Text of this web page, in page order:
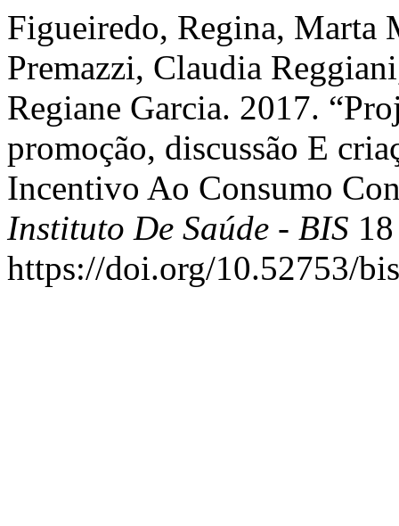
Figueiredo, Regina,
Premazzi, Claudia
Regiane Garcia. 2017.
promoção, discussão E
Incentivo Ao Consumo
Instituto De Saúde - BIS
https://doi.org/10.52753/